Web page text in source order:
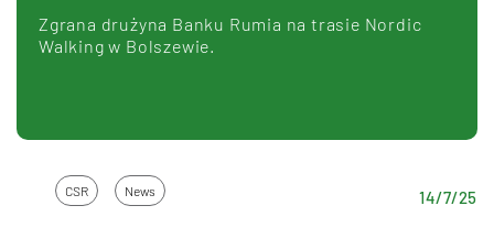
Zgrana drużyna Banku Rumia na trasie Nordic
Walking w Bolszewie.
CSR News 14/7/25